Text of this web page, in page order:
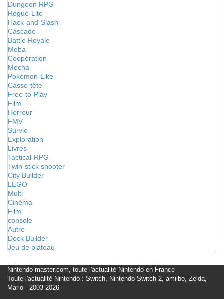
Dungeon RPG
Rogue-Lite
Hack-and-Slash
Cascade
Battle Royale
Moba
Coopération
Mecha
Pokémon-Like
Casse-tête
Free-to-Play
Film
Horreur
FMV
Survie
Exploration
Livres
Tactical-RPG
Twin-stick shooter
City Builder
LEGO
Multi
Cinéma
Film
console
Autre
Deck Builder
Jeu de plateau
Nintendo-master.com, toute l'actualité Nintendo en France
Toute l'actualité Nintendo : Switch, Nintendo Switch 2, amiibo, Zelda,
Mario - 2003-2026